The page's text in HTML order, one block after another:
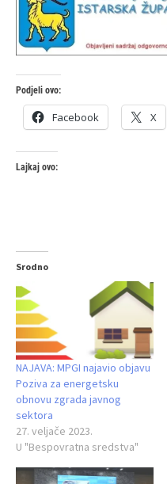
Podjeli ovo:
Facebook X
Lajkaj ovo:
Srodno
NAJAVA: MPGI najavio objavu
Poziva za energetsku
obnovu zgrada javnog
sektora
27. veljače 2023.
U "Bespovratna sredstva"